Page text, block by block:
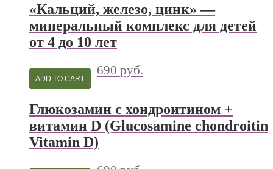
«Кальций, железо, цинк» —
минеральный комплекс для детей
от 4 до 10 лет
690 руб.
ADD TO CART
Глюкозамин с хондроитином +
витамин D (Glucosamine chondroitin
Vitamin D)